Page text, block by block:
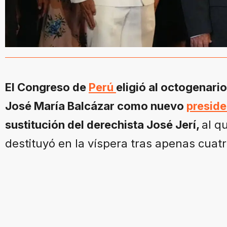
El Congreso de Perú eligió al
José María Balcázar como nuevo
sustitución del derechista José Jerí, al
destituyó en la víspera tras apenas